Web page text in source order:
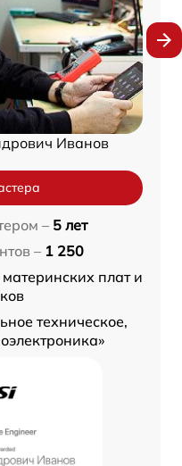
Иванов
– 5 лет
– 1 250
плат и
техническое,